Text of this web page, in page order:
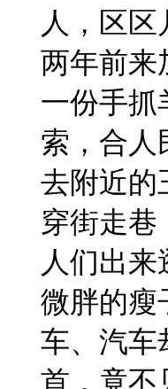
人，区
两年前来
一份手抓
索，合人
去附近的
穿街走巷
人们出
微胖的瘦
车、汽车
首，竟不